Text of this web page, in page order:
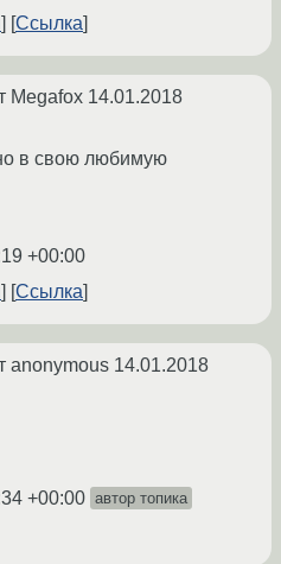
Ссылка
Megafox 14.01.2018
в свою любимую
+00:00
Ссылка
anonymous 14.01.2018
+00:00 автор топика